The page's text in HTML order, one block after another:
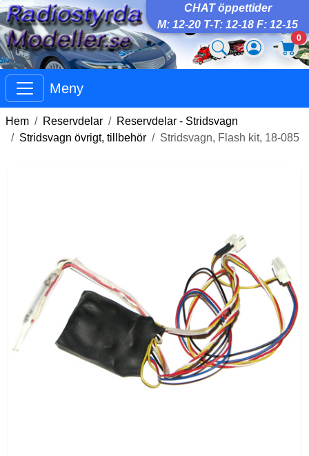
CHAT öppettider
M: 12-20 T-T: 12-18 F: 12-15
0
Meny
Hem Reservdelar
Reservdelar - Stridsvagn
Stridsvagn övrigt, tillbehör
Stridsvagn, Flash kit, 18-085